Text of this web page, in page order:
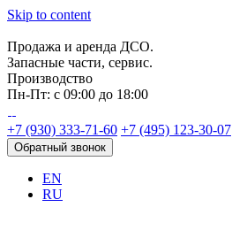
Skip to content
Продажа и аренда ДСО.
Запасные части, сервис.
Производство
Пн-Пт: с 09:00 до 18:00
+7 (930) 333-71-60 +7 (495) 123-30-07
Обратный звонок
EN
RU